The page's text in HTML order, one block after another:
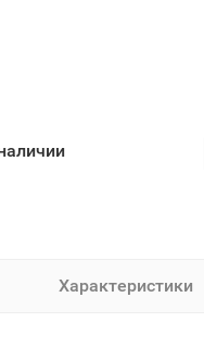
Характеристики